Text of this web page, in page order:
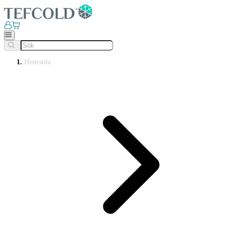
Hemsida